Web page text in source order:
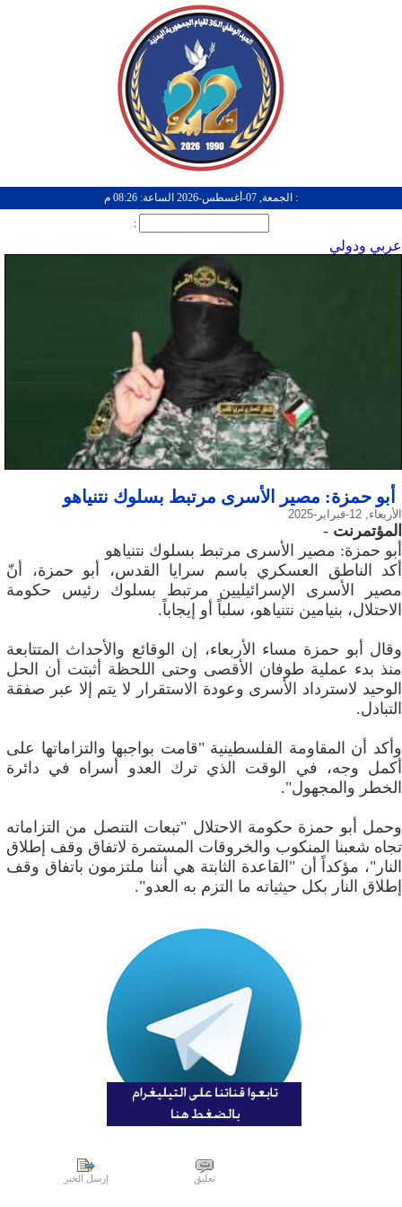
: الجمعة, 07-أغسطس-2026 الساعة: 08:26 م
:
عربي ودولي
أبو حمزة: مصير الأسرى مرتبط بسلوك نتنياهو
الأربعاء, 12-فبراير-2025
المؤتمرنت -
أبو حمزة: مصير الأسرى مرتبط بسلوك نتنياهو
أكد الناطق العسكري باسم سرايا القدس، أبو حمزة، أنّ
مصير الأسرى الإسرائيليين مرتبط بسلوك رئيس حكومة
الاحتلال، بنيامين نتنياهو، سلباً أو إيجاباً.
وقال أبو حمزة مساء الأربعاء، إن الوقائع والأحداث المتتابعة
منذ بدء عملية طوفان الأقصى وحتى اللحظة أثبتت أن الحل
الوحيد لاسترداد الأسرى وعودة الاستقرار لا يتم إلا عبر صفقة
التبادل.
وأكد أن المقاومة الفلسطينية "قامت بواجبها والتزاماتها على
أكمل وجه، في الوقت الذي ترك العدو أسراه في دائرة
الخطر والمجهول".
وحمل أبو حمزة حكومة الاحتلال "تبعات التنصل من التزاماته
تجاه شعبنا المنكوب والخروقات المستمرة لاتفاق وقف إطلاق
النار"، مؤكداً أن "القاعدة الثابتة هي أننا ملتزمون باتفاق وقف
إطلاق النار بكل حيثياته ما التزم به العدو".
تعليق إرسل الخبر